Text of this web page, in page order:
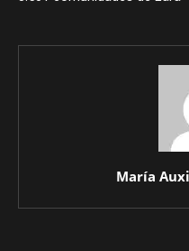
María